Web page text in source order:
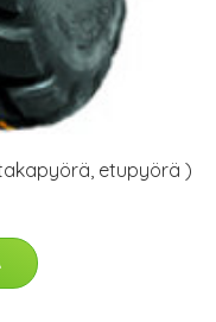
takapyörä, etupyörä )